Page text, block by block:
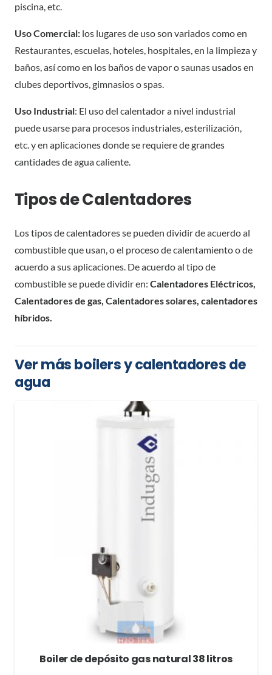
piscina, etc.
Uso Comercial: los lugares de uso son variados como en
Restaurantes, escuelas, hoteles, hospitales, en la limpieza y
baños, así como en los baños de vapor o saunas usados en
clubes deportivos, gimnasios o spas.
Uso Industrial: El uso del calentador a nivel industrial
puede usarse para procesos industriales, esterilización,
etc. y en aplicaciones donde se requiere de grandes
cantidades de agua caliente.
Tipos de Calentadores
Los tipos de calentadores se pueden dividir de acuerdo al
combustible que usan, o el proceso de calentamiento o de
acuerdo a sus aplicaciones. De acuerdo al tipo de
combustible se puede dividir en: Calentadores Eléctricos,
Calentadores de gas, Calentadores solares, calentadores
híbridos.
Ver más boilers y calentadores de
agua
Boiler de depósito gas natural 38 litros